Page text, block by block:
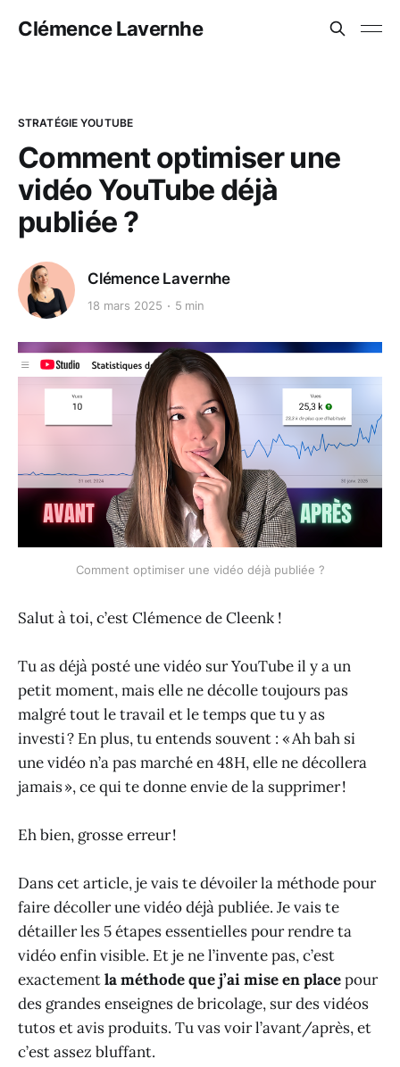
Clémence Lavernhe
STRATÉGIE YOUTUBE
Comment optimiser une
vidéo YouTube déjà
publiée ?
Clémence Lavernhe
18 mars 2025 5 min
Comment optimiser une vidéo déjà publiée ?
Salut à toi, c’est Clémence de Cleenk !
Tu as déjà posté une vidéo sur YouTube il y a un
petit moment, mais elle ne décolle toujours pas
malgré tout le travail et le temps que tu y as
investi ? En plus, tu entends souvent : « Ah bah si
une vidéo n’a pas marché en 48H, elle ne décollera
jamais », ce qui te donne envie de la supprimer !
Eh bien, grosse erreur !
Dans cet article, je vais te dévoiler la méthode pour
faire décoller une vidéo déjà publiée. Je vais te
détailler les 5 étapes essentielles pour rendre ta
vidéo enfin visible. Et je ne l’invente pas, c’est
exactementla méthode que j’ai mise en placepour
des grandes enseignes de bricolage, sur des vidéos
tutos et avis produits. Tu vas voir l’avant/après, et
c’est assez bluffant.